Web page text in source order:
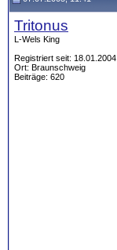
Tritonus
L-Wels King
Registriert seit: 18.01.2004
Ort: Braunschweig
Beiträge: 620